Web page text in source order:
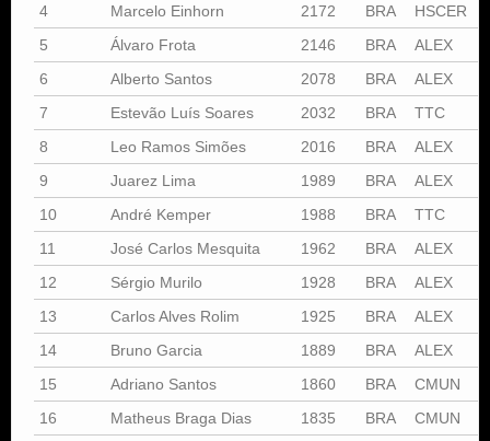
4
Marcelo Einhorn 2172 BRA
HSCER
5
Álvaro Frota 2146 BRA
ALEX
6
Alberto Santos 2078 BRA
ALEX
7
Estevão Luís Soares 2032 BRA
TTC
8
Leo Ramos Simões 2016 BRA
ALEX
9
Juarez Lima 1989 BRA ALEX
10
André Kemper 1988 BRA
TTC
11
José Carlos Mesquita 1962 BRA
ALEX
12
Sérgio Murilo 1928 BRA
ALEX
13
Carlos Alves Rolim 1925 BRA ALEX
14
Bruno Garcia 1889 BRA
ALEX
15
Adriano Santos 1860 BRA CMUN
16
Matheus Braga Dias 1835 BRA CMUN